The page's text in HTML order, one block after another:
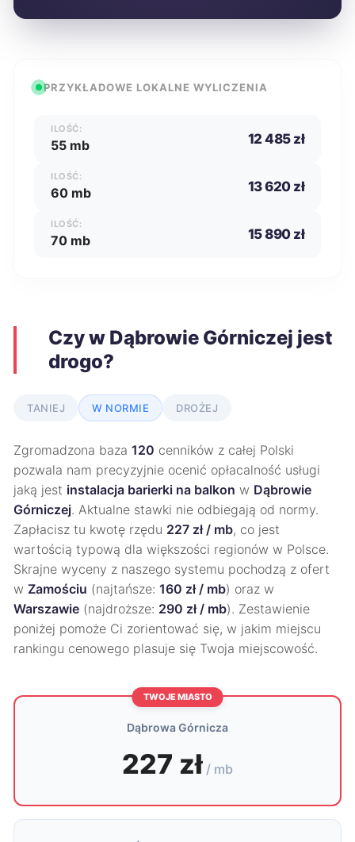
PRZYKŁADOWE LOKALNE WYLICZENIA
ILOŚĆ:
55 mb 12 485 zł
ILOŚĆ:
60 mb 13 620 zł
ILOŚĆ:
70 mb 15 890 zł
Czy w Dąbrowie Górniczej jest
drogo?
TANIEJ W NORMIE DROŻEJ
Zgromadzona baza 120 cenników z całej Polski
pozwala nam precyzyjnie ocenić opłacalność usługi
jaką jest instalacja barierki na balkon w Dąbrowie
Górniczej. Aktualne stawki nie odbiegają od normy.
Zapłacisz tu kwotę rzędu 227 zł / mb, co jest
wartością typową dla większości regionów w Polsce.
Skrajne wyceny z naszego systemu pochodzą z ofert
w Zamościu (najtańsze: 160 zł / mb) oraz w
Warszawie (najdroższe: 290 zł / mb). Zestawienie
poniżej pomoże Ci zorientować się, w jakim miejscu
rankingu cenowego plasuje się Twoja miejscowość.
TWOJE MIASTO
Dąbrowa Górnicza
227 zł / mb